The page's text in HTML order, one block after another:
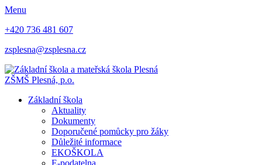
Menu
+420 736 481 607
zsplesna@zsplesna.cz
ZŠMŠ Plesná, p.o.
Základní škola
Aktuality
Dokumenty
Doporučené pomůcky pro žáky
Důležité informace
EKOŠKOLA
E-podatelna